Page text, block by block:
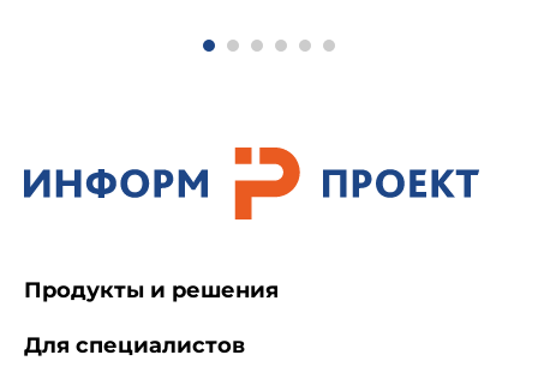
1.3. Аппарат типа "Ксенотест" для
1.4. Интенсиметр или уфиметр для
измерения интенсивности ультрафиолетового
1.5. Термометр типа "черная панель" для
Продукты и решения
Для специалистов